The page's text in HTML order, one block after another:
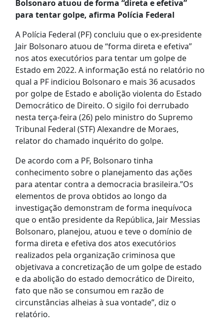
Bolsonaro atuou de forma “direta e efetiva”
para tentar golpe, afirma Polícia Federal
A Polícia Federal (PF) concluiu que o ex-presidente
Jair Bolsonaro atuou de “forma direta e efetiva”
nos atos executórios para tentar um golpe de
Estado em 2022. A informação está no relatório no
qual a PF indiciou Bolsonaro e mais 36 acusados
por golpe de Estado e abolição violenta do Estado
Democrático de Direito. O sigilo foi derrubado
nesta terça-feira (26) pelo ministro do Supremo
Tribunal Federal (STF) Alexandre de Moraes,
relator do chamado inquérito do golpe.
De acordo com a PF, Bolsonaro tinha
conhecimento sobre o planejamento das ações
para atentar contra a democracia brasileira.”Os
elementos de prova obtidos ao longo da
investigação demonstram de forma inequívoca
que o então presidente da República, Jair Messias
Bolsonaro, planejou, atuou e teve o domínio de
forma direta e efetiva dos atos executórios
realizados pela organização criminosa que
objetivava a concretização de um golpe de estado
e da abolição do estado democrático de Direito,
fato que não se consumou em razão de
circunstâncias alheias à sua vontade”, diz o
relatório.